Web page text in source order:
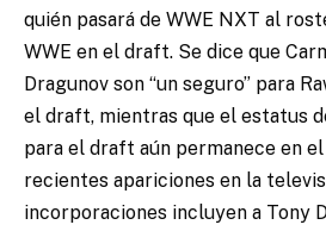
quién pasará de WWE NXT al
WWE en el draft. Se dice que
Dragunov son “un seguro” para
el draft, mientras que el estatus
para el draft aún permanece en
recientes apariciones en la
incorporaciones incluyen a Tony